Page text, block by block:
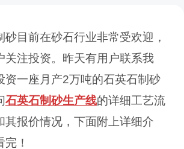
目前在砂石行业非常受欢迎，
关注投资。昨天有用户联系我
资一座月产2万吨的石英石制砂
石英石制砂生产线的详细工艺流
其报价情况，下面附上详细介
！